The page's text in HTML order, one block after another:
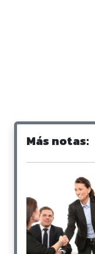
Más notas: